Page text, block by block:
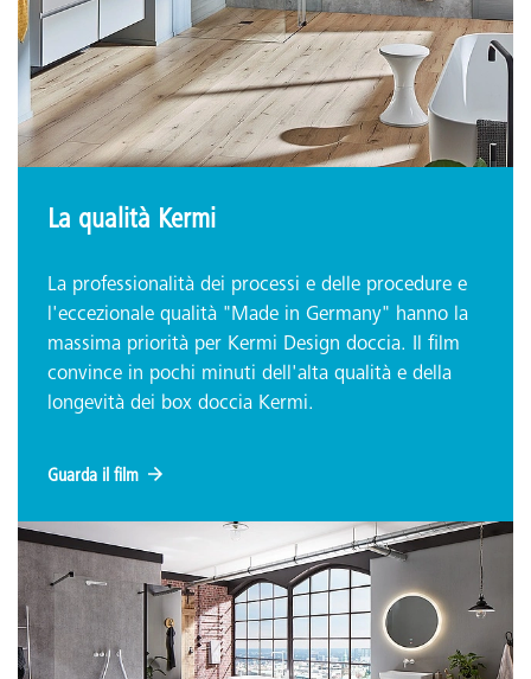
La qualità Kermi
La professionalità dei processi e delle procedure e
l'eccezionale qualità "Made in Germany" hanno la
massima priorità per Kermi Design doccia. Il film
convince in pochi minuti dell'alta qualità e della
longevità dei box doccia Kermi.
Guarda il film